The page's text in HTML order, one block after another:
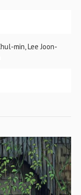
min, Lee Joon-